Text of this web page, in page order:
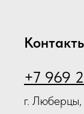
+7 969
г.